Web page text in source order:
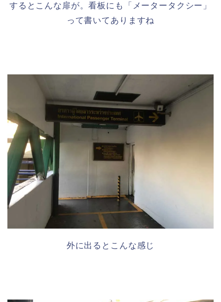
するとこんな扉が。看板にも「メータータクシー」
って書いてありますね
外に出るとこんな感じ